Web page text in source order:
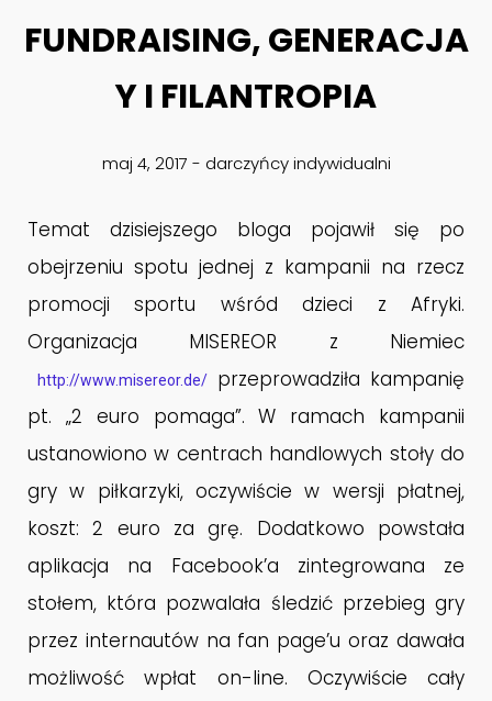
MARZEC
FUNDRAISING NA
FACEBOOKU BĘDZIE
SIERPIEŃ
CZY NADAL PISZESZ DO
DARCZYŃCÓW: „POMÓŻ
NAM POMAGAĆ?”
2
2017
POMÓC W FUNDRAISINGU
31
MAJ
2017
DLACZEGO POZYSKIWANIE
NOWYCH DARCZYŃCÓW JEST
CORAZ TRUDNIEJSZE?
FUNDRAISING, GENERACJA
Y I FILANTROPIA
maj 4, 2017 - darczyńcy indywidualni
Temat dzisiejszego bloga pojawił się po
obejrzeniu spotu jednej z kampanii na rzecz
promocji sportu wśród dzieci z Afryki.
Organizacja MISEREOR z Niemiec
http://www.misereor.de/
przeprowadziła kampanię
pt. „2 euro pomaga”. W ramach kampanii
ustanowiono w centrach handlowych stoły do
gry w piłkarzyki, oczywiście w wersji płatnej,
koszt: 2 euro za grę. Dodatkowo powstała
aplikacja na Facebook’a zintegrowana ze
stołem, która pozwalała śledzić przebieg gry
przez internautów na fan page’u oraz dawała
możliwość wpłat on-line. Oczywiście cały